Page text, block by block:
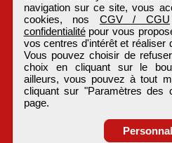
navigation sur ce site, vous
cookies, nos CGV / CGU
confidentialitépour vous
vos centres d'intérêt et réaliser
Vous pouvez choisir de
choix en cliquant sur le
ailleurs, vous pouvez à tout
cliquant sur "Paramètres des
page.